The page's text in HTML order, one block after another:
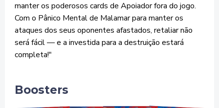
manter os poderosos cards de Apoiador fora do jogo.
Com o Pânico Mental de Malamar para manter os
ataques dos seus oponentes afastados, retaliar não
será fácil — e a investida para a destruição estará
completa!"
Boosters